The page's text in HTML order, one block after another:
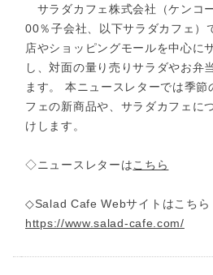
サラダカフェ株式会社（ケンコ
00％子会社、以下サラダカフェ）
店やショッピングモールを中心に
し、対面の量り売りサラダやお弁
ます。 本ニュースレターでは季節
フェの新商品や、サラダカフェに
けします。
◇ニュースレターはこちら
◇Salad Cafe Webサイトはこちら
https://www.salad-cafe.com/